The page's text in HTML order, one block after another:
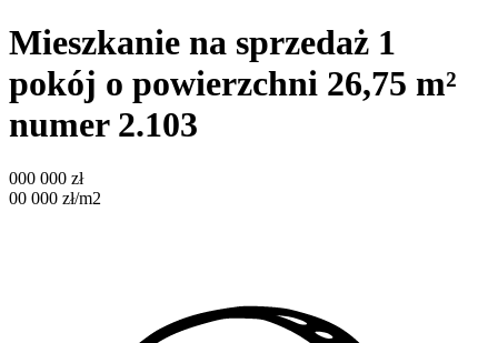
Mieszkanie na sprzedaż 1
pokój o powierzchni 26,75 m²
numer 2.103
000 000 zł
00 000 zł/m2